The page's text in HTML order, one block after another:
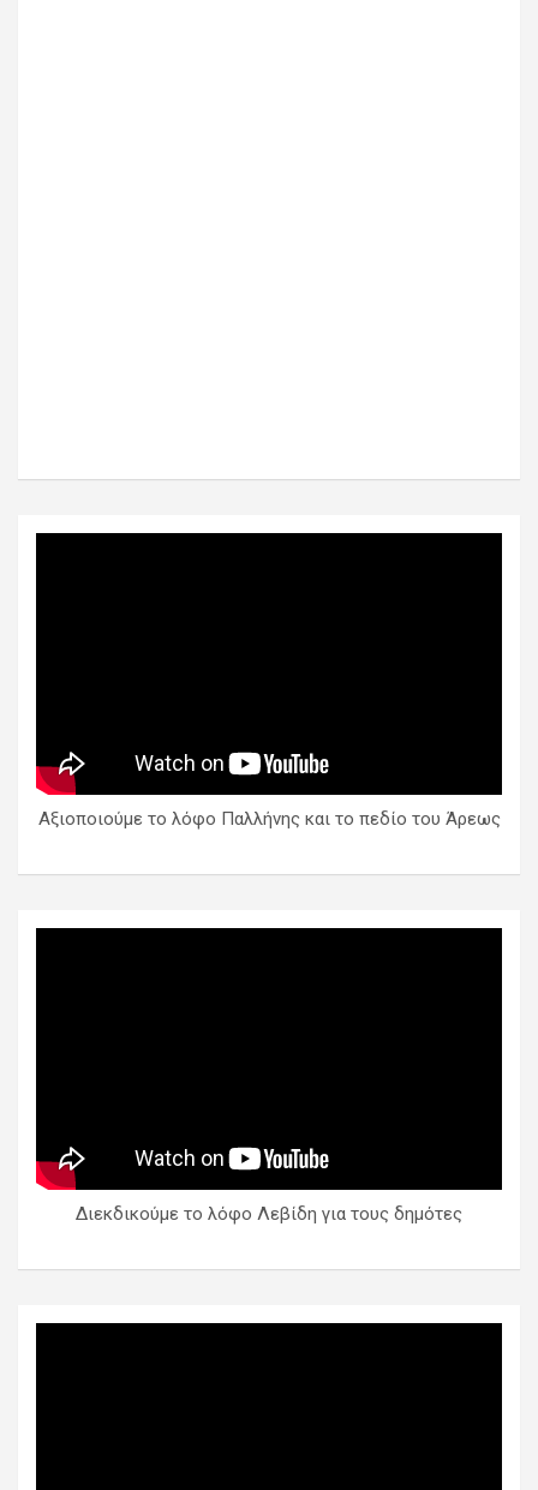
Αξιοποιούμε το λόφο Παλλήνης και το πεδίο του Άρεως
Διεκδικούμε το λόφο Λεβίδη για τους δημότες